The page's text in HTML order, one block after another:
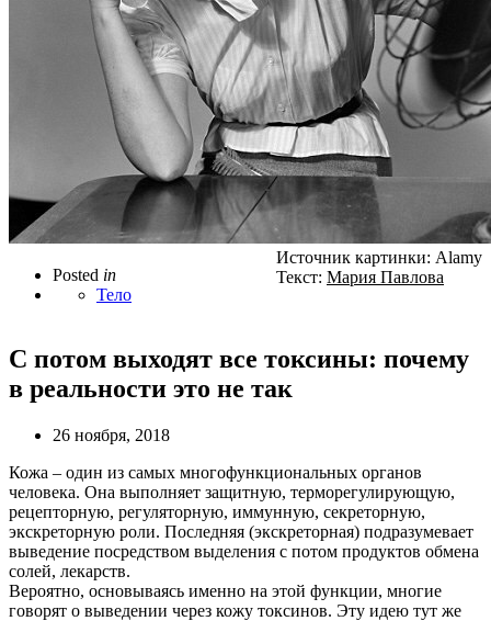
Posted in
Тело
Источник картинки: Alamy
Текст: Мария Павлова
С потом выходят все токсины: почему
в реальности это не так
26 ноября, 2018
Кожа – один из самых многофункциональных органов
человека. Она выполняет защитную, терморегулирующую,
рецепторную, регуляторную, иммунную, секреторную,
экскреторную роли. Последняя (экскреторная) подразумевает
выведение посредством выделения с потом продуктов обмена
солей, лекарств.
Вероятно, основываясь именно на этой функции, многие
говорят о выведении через кожу токсинов. Эту идею тут же